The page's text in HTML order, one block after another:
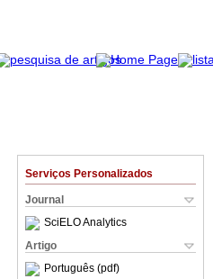
Serviços Personalizados
Journal
SciELO Analytics
Artigo
Português (pdf)